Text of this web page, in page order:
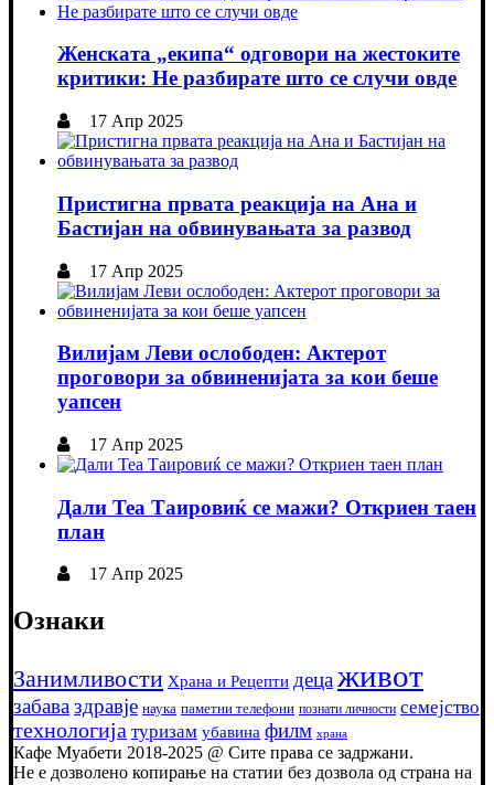
Женската „екипа“ одговори на жестоките
критики: Не разбирате што се случи овде
17 Апр 2025
Пристигна првата реакција на Ана и
Бастијан на обвинувањата за развод
17 Апр 2025
Вилијам Леви ослободен: Актерот
проговори за обвиненијата за кои беше
уапсен
17 Апр 2025
Дали Теа Таировиќ се мажи? Откриен таен
план
17 Апр 2025
Ознаки
Занимливости Храна и Рецепти децаживот
забаваздравје наука паметни телефони познати личности семејство
технологија туризам убавина филм храна
Кафе Муабети 2018-2025 @ Сите права се задржани.
Не е дозволено копирање на статии без дозвола од страна на